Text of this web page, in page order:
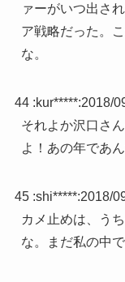
ァーがいつ出さ
ア戦略だった。
な。
44 :kur*****:2018/
それよか沢口さ
よ！あの年であ
45 :shi*****:2018/
カメ止めは、う
な。まだ私の中